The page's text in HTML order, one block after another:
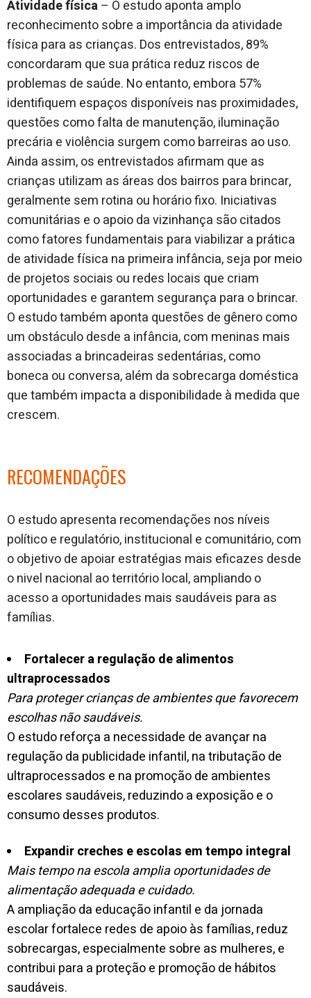
Atividade física– O estudo aponta amplo
reconhecimento sobre a importância da atividade
física para as crianças. Dos entrevistados, 89%
concordaram que sua prática reduz riscos de
problemas de saúde. No entanto, embora 57%
identifiquem espaços disponíveis nas proximidades,
questões como falta de manutenção, iluminação
precária e violência surgem como barreiras ao uso.
Ainda assim, os entrevistados afirmam que as
crianças utilizam as áreas dos bairros para brincar,
geralmente sem rotina ou horário fixo. Iniciativas
comunitárias e o apoio da vizinhança são citados
como fatores fundamentais para viabilizar a prática
de atividade física na primeira infância, seja por meio
de projetos sociais ou redes locais que criam
oportunidades e garantem segurança para o brincar.
O estudo também aponta questões de gênero como
um obstáculo desde a infância, com meninas mais
associadas a brincadeiras sedentárias, como
boneca ou conversa, além da sobrecarga doméstica
que também impacta a disponibilidade à medida que
crescem.
RECOMENDAÇÕES
O estudo apresenta recomendações nos níveis
político e regulatório, institucional e comunitário, com
o objetivo de apoiar estratégias mais eficazes desde
o nivel nacional ao território local, ampliando o
acesso a oportunidades mais saudáveis para as
famílias.
Fortalecer a regulação de alimentos
ultraprocessados
Para proteger crianças de ambientes que favorecem
escolhas não saudáveis.
O estudo reforça a necessidade de avançar na
regulação da publicidade infantil, na tributação de
ultraprocessados e na promoção de ambientes
escolares saudáveis, reduzindo a exposição e o
consumo desses produtos.
Expandir creches e escolas em tempo integral
Mais tempo na escola amplia oportunidades de
alimentação adequada e cuidado.
A ampliação da educação infantil e da jornada
escolar fortalece redes de apoio às famílias, reduz
sobrecargas, especialmente sobre as mulheres, e
contribui para a proteção e promoção de hábitos
saudáveis.